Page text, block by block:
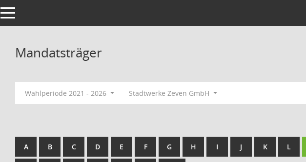
Toggle navigation
Mandatsträger
Wahlperiode 2021 - 2026 Stadtwerke Zeven GmbH
A B C D E F G H I J K L